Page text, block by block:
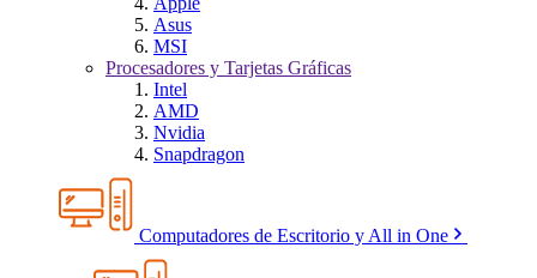
Asus
MSI
Procesadores y Tarjetas Gráficas
Intel
AMD
Nvidia
Snapdragon
Computadores de Escritorio y All in One